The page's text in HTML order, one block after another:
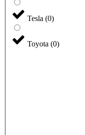
Tesla (0)
Toyota (0)